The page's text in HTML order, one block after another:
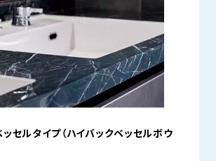
セルタイプ（ハイバックベッセルボウ